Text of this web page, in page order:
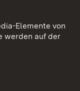
Elemente von
werden auf der